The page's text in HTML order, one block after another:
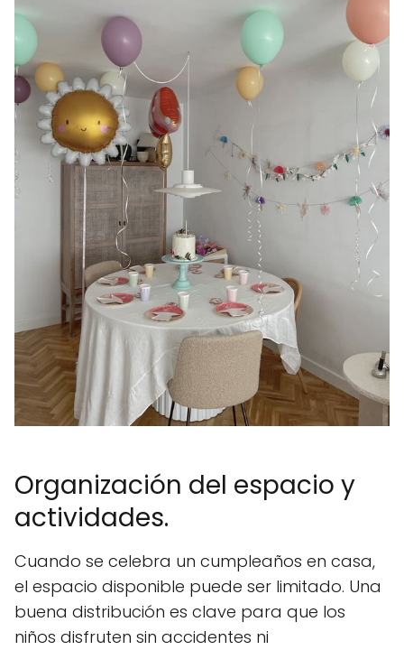
Organización del espacio y
actividades.
Cuando se celebra un cumpleaños en casa,
el espacio disponible puede ser limitado. Una
buena distribución es clave para que los
niños disfruten sin accidentes ni